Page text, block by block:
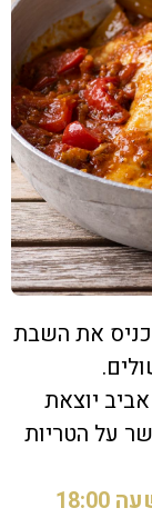
את השבת
יוצאת
על הטריות